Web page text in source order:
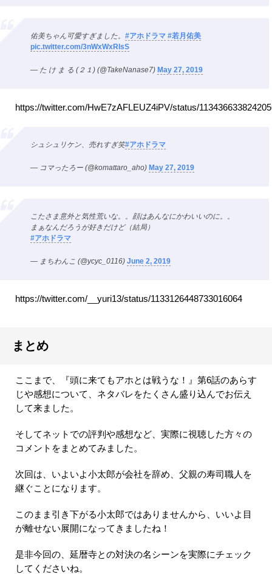
佑美ちゃん可愛すぎました。 #アホドラマ #若月佑美
pic.twitter.com/3nWxWxRIsS
— た け ま る (２１) (@TakeNanase7) May 27, 2019
https://twitter.com/HwE7zAFLEUZ4iPV/status/
シュシュリケン、売れすぎ笑#アホドラマ
— コマったろー (@komattaro_aho) May 27, 2019
こたさま意外と気性荒いな。。顔はあんなにかわいいのに。。
まぁなんだろうが好きだけど（結局）
#アホドラマ
— まちわんこ (@ycyc_0116) June 2, 2019
https://twitter.com/__yuri13/status/1133126448733016064
まとめ
ここまで、『頭に来てもアホとは戦うな！』第6話のあらす
じや感想について、ネタバレをたくさん盛り込んでお伝え
して来ました。
そしてネットでの評判や感想など、実際に視聴した方々の
コメントをまとめてみました。
次回は、いよいよ小太郎が会社を辞め、父親の寿司職人を
継ぐことになります。
このまま引き下がる小太郎ではありませんから、いいよ目
が離せない展開になってきましたね！
是非今回の、延暦寺との対決の名シーンを実際にチェック
してくださいね。